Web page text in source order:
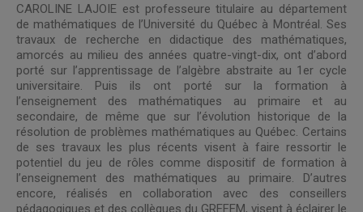
CAROLINE LAJOIE est professeure titulaire au département
de mathématiques de l’Université du Québec à Montréal. Ses
travaux de recherche en didactique des mathématiques,
amorcés au milieu des années quatre-vingt-dix, ont d’abord
porté sur l’apprentissage de l’algèbre abstraite au 1er cycle
universitaire. Puis ils ont porté sur la formation à
l’enseignement des mathématiques au primaire et au
secondaire, de même que sur l’évolution historique de la
résolution de problèmes mathématiques au Québec. Certains
de ses travaux les plus récents visent à faire ressortir le
potentiel du jeu de rôles comme dispositif de formation à
l’enseignement des mathématiques au primaire. D’autres
encore, réalisés en collaboration avec des conseillers
pédagogiques et des collègues du GREFEM, visent à éclairer le